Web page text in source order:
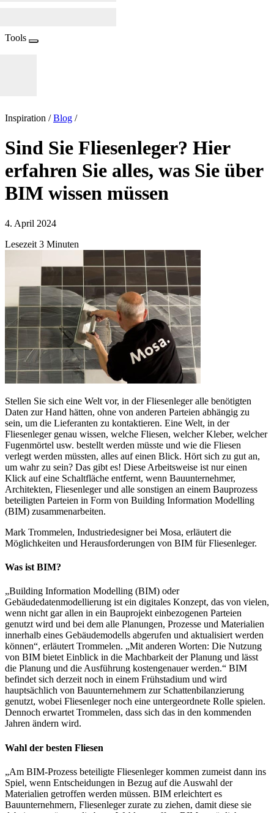
Tools
Inspiration /Blog /
Sind Sie Fliesenleger? Hier
erfahren Sie alles, was Sie über
BIM wissen müssen
4. April 2024
Lesezeit 3 Minuten
Stellen Sie sich eine Welt vor, in der Fliesenleger alle benötigten
Daten zur Hand hätten, ohne von anderen Parteien abhängig zu
sein, um die Lieferanten zu kontaktieren. Eine Welt, in der
Fliesenleger genau wissen, welche Fliesen, welcher Kleber, welcher
Fugenmörtel usw. bestellt werden müsste und wie die Fliesen
verlegt werden müssten, alles auf einen Blick. Hört sich zu gut an,
um wahr zu sein? Das gibt es! Diese Arbeitsweise ist nur einen
Klick auf eine Schaltfläche entfernt, wenn Bauunternehmer,
Architekten, Fliesenleger und alle sonstigen an einem Bauprozess
beteiligten Parteien in Form von Building Information Modelling
(BIM) zusammenarbeiten.
Mark Trommelen, Industriedesigner bei Mosa, erläutert die
Möglichkeiten und Herausforderungen von BIM für Fliesenleger.
Was ist BIM?
„Building Information Modelling (BIM) oder
Gebäudedatenmodellierung ist ein digitales Konzept, das von vielen,
wenn nicht gar allen in ein Bauprojekt einbezogenen Parteien
genutzt wird und bei dem alle Planungen, Prozesse und Materialien
innerhalb eines Gebäudemodells abgerufen und aktualisiert werden
können“, erläutert Trommelen. „Mit anderen Worten: Die Nutzung
von BIM bietet Einblick in die Machbarkeit der Planung und lässt
die Planung und die Ausführung kostengenauer werden.“ BIM
befindet sich derzeit noch in einem Frühstadium und wird
hauptsächlich von Bauunternehmern zur Schattenbilanzierung
genutzt, wobei Fliesenleger noch eine untergeordnete Rolle spielen.
Dennoch erwartet Trommelen, dass sich das in den kommenden
Jahren ändern wird.
Wahl der besten Fliesen
„Am BIM-Prozess beteiligte Fliesenleger kommen zumeist dann ins
Spiel, wenn Entscheidungen in Bezug auf die Auswahl der
Materialien getroffen werden müssen. BIM erleichtert es
Bauunternehmern, Fliesenleger zurate zu ziehen, damit diese sie